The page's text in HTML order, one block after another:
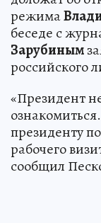
режима
беседе с
Зарубиным
российского
«Президент
президенту
рабочего
сообщил